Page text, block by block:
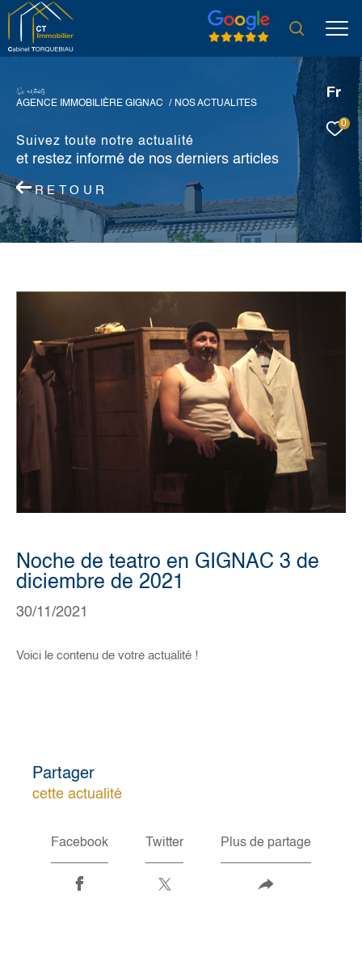
Fr
0
No actuaiés
AGENCE IMMOBILIÈRE GIGNAC
NOS ACTUALITES
Suivez toute notre actualité
et restez informé de nos derniers articles
RETOUR
Noche de teatro en GIGNAC 3 de
diciembre de 2021
30/11/2021
Voici le contenu de votre actualité !
Partager
cette actualité
Facebook Twitter Plus de partage